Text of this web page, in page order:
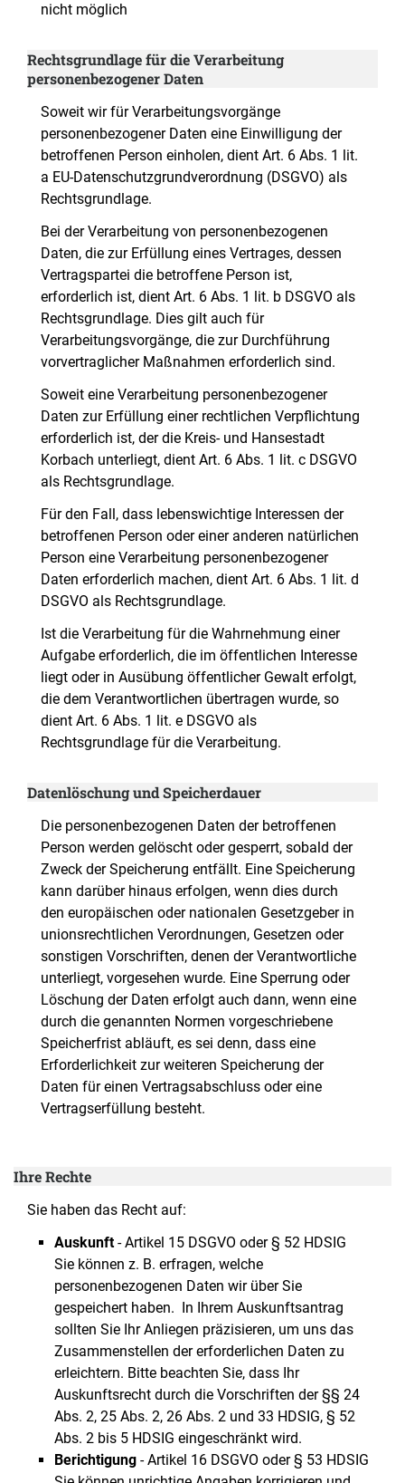
nicht möglich
Rechtsgrundlage für die Verarbeitung
personenbezogener Daten
Soweit wir für Verarbeitungsvorgänge
personenbezogener Daten eine Einwilligung der
betroffenen Person einholen, dient Art. 6 Abs. 1 lit.
a EU-Datenschutzgrundverordnung (DSGVO) als
Rechtsgrundlage.
Bei der Verarbeitung von personenbezogenen
Daten, die zur Erfüllung eines Vertrages, dessen
Vertragspartei die betroffene Person ist,
erforderlich ist, dient Art. 6 Abs. 1 lit. b DSGVO als
Rechtsgrundlage. Dies gilt auch für
Verarbeitungsvorgänge, die zur Durchführung
vorvertraglicher Maßnahmen erforderlich sind.
Soweit eine Verarbeitung personenbezogener
Daten zur Erfüllung einer rechtlichen Verpflichtung
erforderlich ist, der die Kreis- und Hansestadt
Korbach unterliegt, dient Art. 6 Abs. 1 lit. c DSGVO
als Rechtsgrundlage.
Für den Fall, dass lebenswichtige Interessen der
betroffenen Person oder einer anderen natürlichen
Person eine Verarbeitung personenbezogener
Daten erforderlich machen, dient Art. 6 Abs. 1 lit. d
DSGVO als Rechtsgrundlage.
Ist die Verarbeitung für die Wahrnehmung einer
Aufgabe erforderlich, die im öffentlichen Interesse
liegt oder in Ausübung öffentlicher Gewalt erfolgt,
die dem Verantwortlichen übertragen wurde, so
dient Art. 6 Abs. 1 lit. e DSGVO als
Rechtsgrundlage für die Verarbeitung.
Datenlöschung und Speicherdauer
Die personenbezogenen Daten der betroffenen
Person werden gelöscht oder gesperrt, sobald der
Zweck der Speicherung entfällt. Eine Speicherung
kann darüber hinaus erfolgen, wenn dies durch
den europäischen oder nationalen Gesetzgeber in
unionsrechtlichen Verordnungen, Gesetzen oder
sonstigen Vorschriften, denen der Verantwortliche
unterliegt, vorgesehen wurde. Eine Sperrung oder
Löschung der Daten erfolgt auch dann, wenn eine
durch die genannten Normen vorgeschriebene
Speicherfrist abläuft, es sei denn, dass eine
Erforderlichkeit zur weiteren Speicherung der
Daten für einen Vertragsabschluss oder eine
Vertragserfüllung besteht.
Ihre Rechte
Sie haben das Recht auf:
Auskunft- Artikel 15 DSGVO oder § 52 HDSIG
Sie können z. B. erfragen, welche
personenbezogenen Daten wir über Sie
gespeichert haben. In Ihrem Auskunftsantrag
sollten Sie Ihr Anliegen präzisieren, um uns das
Zusammenstellen der erforderlichen Daten zu
erleichtern. Bitte beachten Sie, dass Ihr
Auskunftsrecht durch die Vorschriften der §§ 24
Abs. 2, 25 Abs. 2, 26 Abs. 2 und 33 HDSIG, § 52
Abs. 2 bis 5 HDSIG eingeschränkt wird.
Berichtigung - Artikel 16 DSGVO oder § 53 HDSIG